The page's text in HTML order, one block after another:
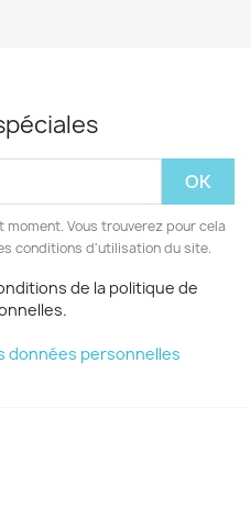
Vous trouverez pour cela
conditions d'utilisation du site.
de la politique de
données personnelles